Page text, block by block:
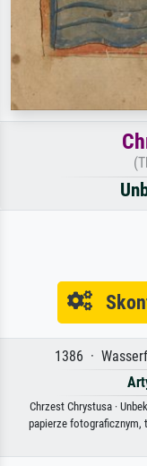
1386 ·
Chrzest Chrystusa ·
papierze fotograficznym,